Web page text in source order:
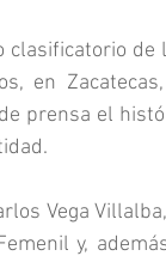
de
en
prensa el
Vega
y,